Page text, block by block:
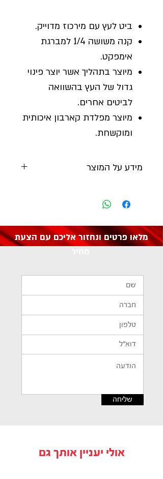
ביט לעץ עם מירכוז מדוייק.
קנה משושה 1/4 למברגת
אימפקט.
מיוצר בתהליך אשר יוצר פינוי
גדול של העץ בהשוואה
לביטים אחרים.
מיוצר מפלדת קארבון איכותית
ומוקשחת.
מידע על המוצר
מלאו פרטים ונחזור אליכם עם הצעת
שליחה
אולי יעניין אותך גם